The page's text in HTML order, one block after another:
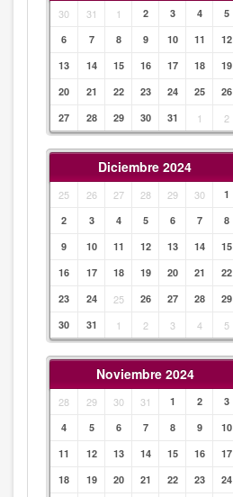
30 31 1 2 3 4
5
6
7 8 9 10 11
12
13
14 15 16 17 18
19
20
21 22 23 24 25
26
27
28 29 30 31 1 2
Diciembre 2024
25 26 27 28 29 30
1
2
3 4 5 6 7
8
9
10 11 12 13 14
15
16
17 18 19 20 21
22
23
24 25 26 27 28
29
30
31 1 2 3 4 5
Noviembre 2024
28 29 30 31 1 2
3
4
5 6 7 8 9
10
11
12 13 14 15 16
17
18
19 20 21 22 23
24